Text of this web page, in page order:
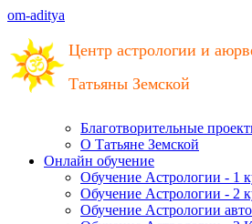
om-aditya
Центр астрологии и
Татьяны Земской
Благотворительные
О Татьяне Земской
Онлайн обучение
Обучение Астрологии - 1
Обучение Астрологии - 2
Обучение Астрологии